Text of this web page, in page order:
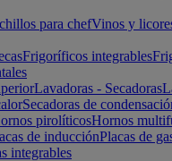
para chefVinos y
Frigoríficos integrables
Lavadoras - Secadoras
Secadoras de
pirolíticosHornos
de inducciónPlacas de
integrables